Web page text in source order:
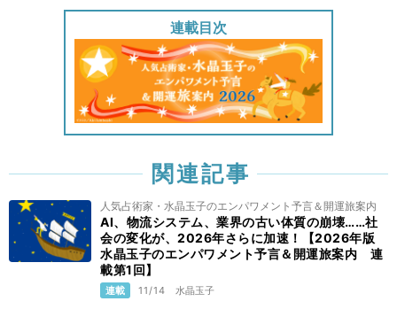
連載目次
関連記事
人気占術家・水晶玉子のエンパワメント予言＆開運旅案内
AI、物流システム、業界の古い体質の崩壊……社
会の変化が、2026年さらに加速！【2026年版
水晶玉子のエンパワメント予言＆開運旅案内 連
載第1回】
連載 11/14 水晶玉子